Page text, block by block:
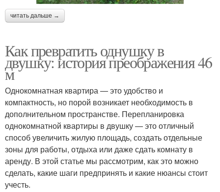
читать дальше →
Как превратить однушку в
двушку: история преображения 46
м
Однокомнатная квартира — это удобство и
компактность, но порой возникает необходимость в
дополнительном пространстве. Перепланировка
однокомнатной квартиры в двушку — это отличный
способ увеличить жилую площадь, создать отдельные
зоны для работы, отдыха или даже сдать комнату в
аренду. В этой статье мы рассмотрим, как это можно
сделать, какие шаги предпринять и какие нюансы стоит
учесть.